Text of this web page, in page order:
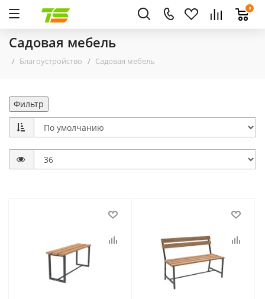
0
Садовая мебель
Благоустройство Садовая мебель
Фильтр